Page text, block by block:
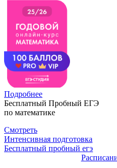
Подробнее
Бесплатный Пробный ЕГЭ
по математике
Смотреть
Интенсивная подготовка
Бесплатный пробный егэ